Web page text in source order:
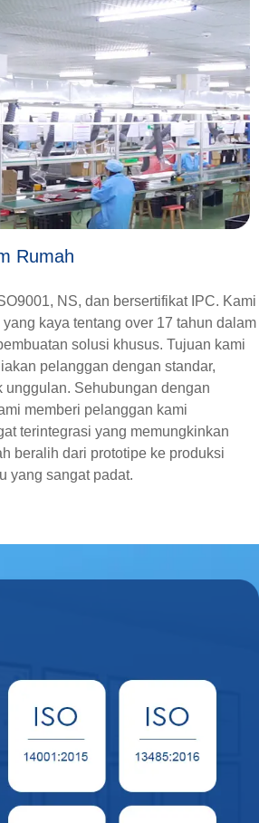
Rumah
NS, dan bersertifikat IPC. Kami
kaya tentang over 17 tahun dalam
solusi khusus. Tujuan kami
pelanggan dengan standar,
unggulan. Sehubungan dengan
memberi pelanggan kami
terintegrasi yang memungkinkan
beralih dari prototipe ke produksi
yang sangat padat.